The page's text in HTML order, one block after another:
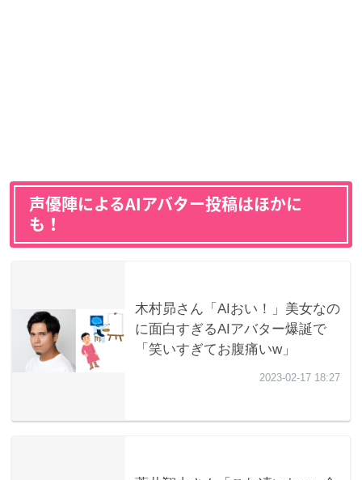
声優陣によるAIアバター投稿はほかに
も！